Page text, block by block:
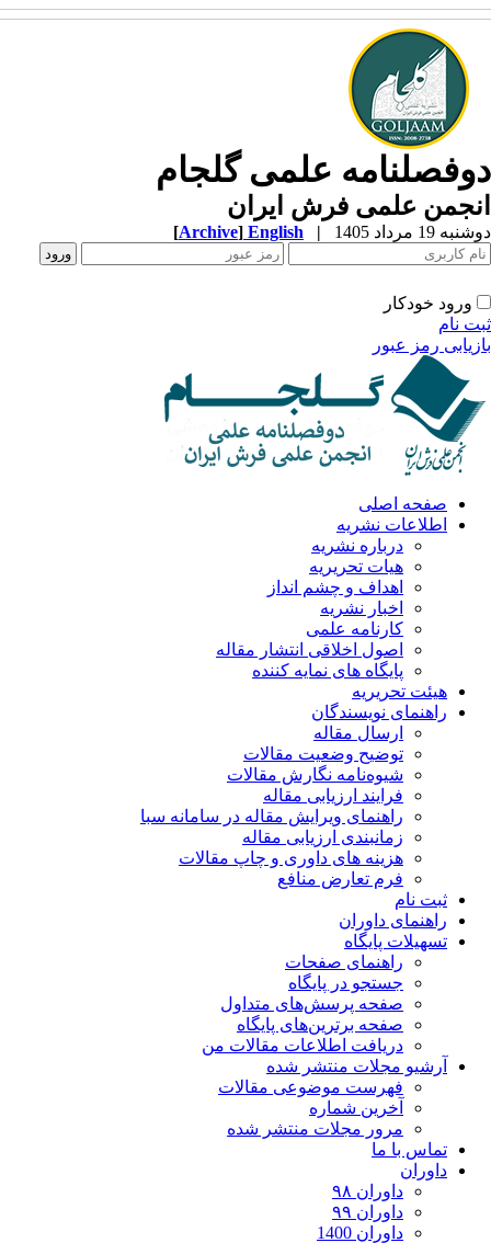
علمی گلجام
علمی فرش ایران
19 مرداد 1405 |
English
[Archive]
ورود خودکار
نام
رمز عبور
صفحه اصلی
اطلاعات نشریه
درباره نشریه
هیات تحریریه
اهداف و چشم انداز
اخبار نشریه
کارنامه علمی
اصول اخلاقی انتشار مقاله
پایگاه های نمایه کننده
هیئت تحریریه
راهنمای نویسندگان
ارسال مقاله
توضیح وضعیت مقالات
شیوه‌نامه نگارش مقالات
فرایند ارزیابی مقاله
راهنمای ویرایش مقاله در سامانه سبا
زمانبندی ارزیابی مقاله
هزینه های داوری و چاپ مقالات
فرم تعارض منافع
ثبت نام
راهنمای داوران
تسهیلات پایگاه
راهنمای صفحات
جستجو در پایگاه
صفحه پرسش‌های متداول
صفحه برترین‌های پایگاه
دریافت اطلاعات مقالات من
آرشیو مجلات منتشر شده
فهرست موضوعی مقالات
آخرین شماره
مرور مجلات منتشر شده
تماس با ما
داوران
داوران ۹۸
داوران ۹۹
داوران 1400